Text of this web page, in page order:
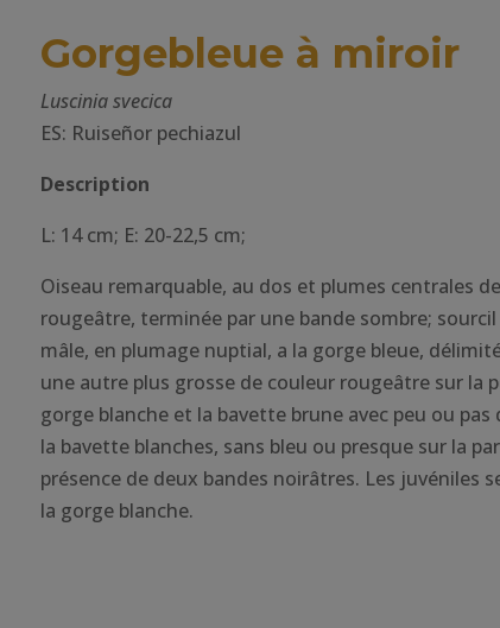
Gorgebleue à miroir
Luscinia svecica
ES: Ruiseñor pechiazul
Description
L: 14 cm; E: 20-22,5 cm;
Oiseau remarquable, au dos et plumes centrales
rougeâtre, terminée par une bande sombre;
mâle, en plumage nuptial, a la gorge bleue,
une autre plus grosse de couleur rougeâtre sur la
gorge blanche et la bavette brune avec peu ou
la bavette blanches, sans bleu ou presque sur la
présence de deux bandes noirâtres. Les juvéniles
la gorge blanche.